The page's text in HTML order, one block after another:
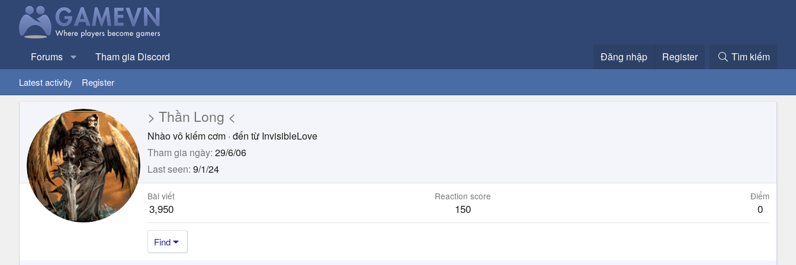
Forums Tham gia Discord Đăng nhập Register Tìm kiếm
Latest activity Register
> Thần Long <
Nhào vô kiếm cơm · đến từ InvisibleLove
Tham gia ngày 29/6/06
Last seen 9/1/24
Bài viết
3,950
Reaction score
150
Điểm
0
Find